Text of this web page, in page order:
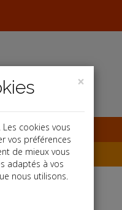
×
cookies vous
vos préférences
de mieux vous
adaptés à vos
nous utilisons.